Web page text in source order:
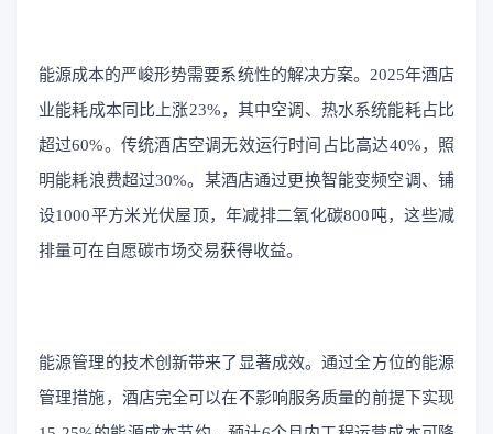
能源成本的严峻形势需要系统性的解决方案。2025年酒店
业能耗成本同比上涨23%，其中空调、热水系统能耗占比
超过60%。传统酒店空调无效运行时间占比高达40%，照
明能耗浪费超过30%。某酒店通过更换智能变频空调、铺
设1000平方米光伏屋顶，年减排二氧化碳800吨，这些减
排量可在自愿碳市场交易获得收益。
能源管理的技术创新带来了显著成效。通过全方位的能源
管理措施，酒店完全可以在不影响服务质量的前提下实现